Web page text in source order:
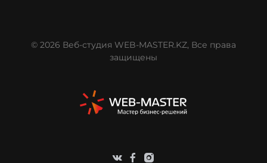
© 2026 Веб-студия WEB-MASTER.KZ, Все права
защищены